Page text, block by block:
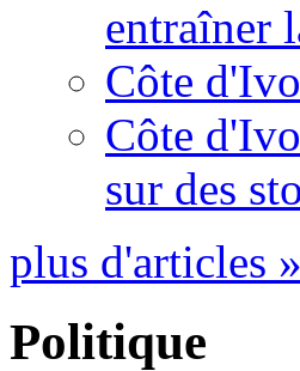
entraîner
Côte
Côte
sur des
plus d'articles »
Politique